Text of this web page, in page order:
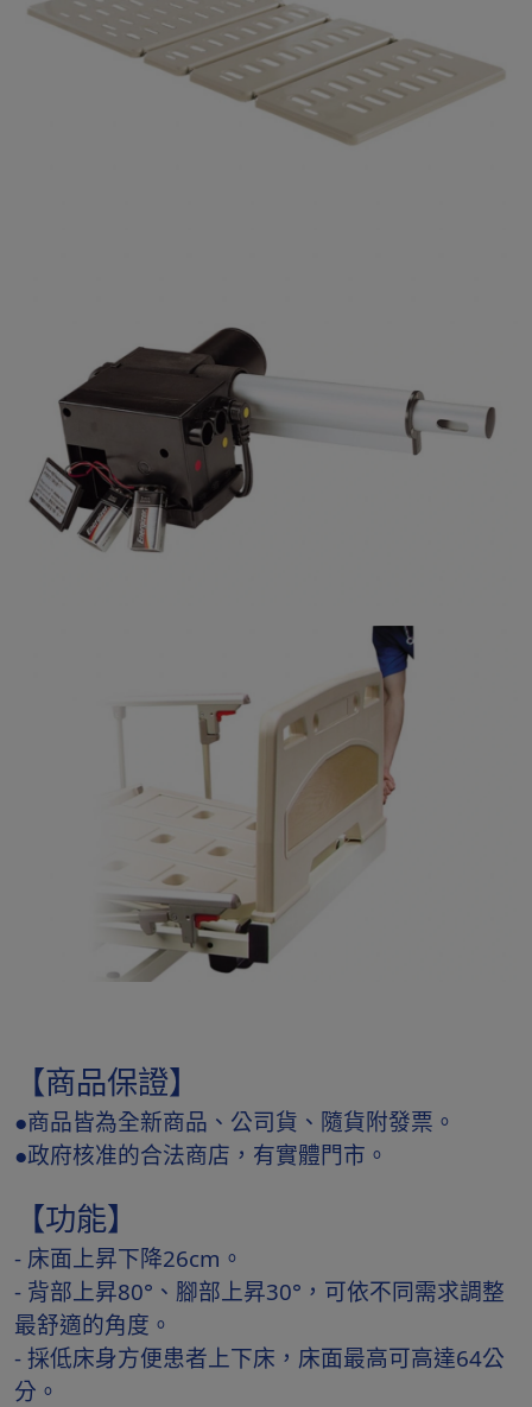
【商品保證】
●商品皆為全新商品、公司貨、隨貨附發票。
●政府核准的合法商店，有實體門市。
【功能】
- 床面上昇下降26cm。
- 背部上昇80°、腳部上昇30°，可依不同需求調整
最舒適的角度。
- 採低床身方便患者上下床，床面最高可高達64公
分。